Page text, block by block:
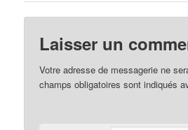
Laisser un
Votre adresse de messagerie ne
champs obligatoires sont indiqués